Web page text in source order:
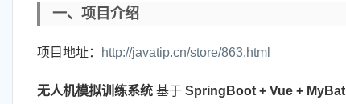
一、项目介绍
项目地址： http://javatip.cn/store/863.html
无人机模拟训练系统 基于 SpringBoot + Vue +